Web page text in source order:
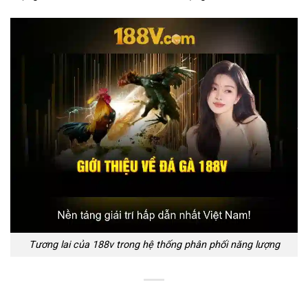
Tương lai của 188v trong hệ thống phân phối năng lượng